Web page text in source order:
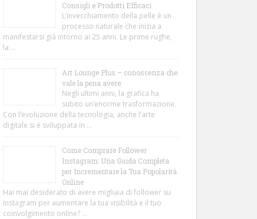
Consigli e Prodotti Efficaci
L’invecchiamento della pelle è un
processo naturale che inizia a
manifestarsi già intorno ai 25 anni. Le prime rughe,
la …
Art Lounge Plus – conoscenza che
vale la pena avere
Negli ultimi anni, la grafica ha
subito un’enorme trasformazione.
Con l’evoluzione della tecnologia, anche l’arte
digitale si è sviluppata in …
Come Comprare Follower
Instagram: Una Guida Completa
per Incrementare la Tua Popolarità
Online
Hai mai desiderato di avere migliaia di follower su
Instagram per aumentare la tua visibilità e il tuo
coinvolgimento online? …